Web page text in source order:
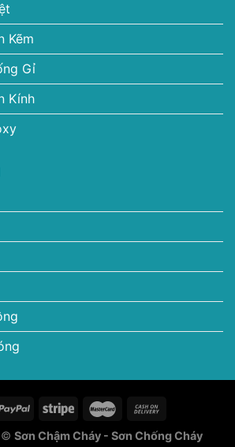
Kẽm
Gỉ
Kính
© Sơn Chậm Cháy - Sơn Chống Cháy